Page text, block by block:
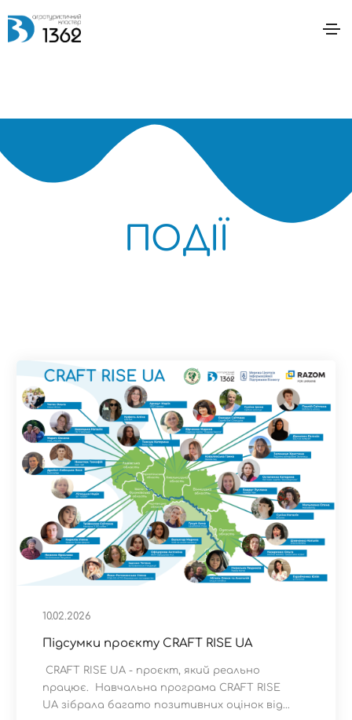
ПОДІЇ
10.02.2026
Підсумки проєкту CRAFT RISE UA
CRAFT RISE UA - проєкт, який реально
працює. Навчальна програма CRAFT RISE
UA зібрала багато позитивних оцінок від...